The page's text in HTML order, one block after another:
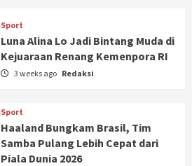
Sport
Luna Alina Lo Jadi Bintang Muda di
Kejuaraan Renang Kemenpora RI
3 weeks ago Redaksi
Sport
Haaland Bungkam Brasil, Tim
Samba Pulang Lebih Cepat dari
Piala Dunia 2026